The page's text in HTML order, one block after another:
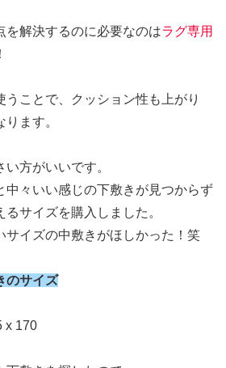
を解決するのに必要なのはラグ専用
うことで、クッション性も上がり
ます。
方がいいです。
中々いい感じの下敷きが見つからず
サイズを購入しました。
サイズの中敷きがほしかった！笑
のサイズ
x 170